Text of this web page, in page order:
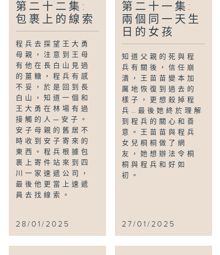
第二十二集:
包裹上的線索
程兵去探望王大勇
母親，注意到王母
有他在長白山見過
的薑糖，程兵有感
不妥，於是回到長
白山，知道一個和
王大勇在林場有過
接觸的人—安子。
安子母親的舊居不
時收到安子寄來的
東西。程兵根據包
裹上寄件站來到四
川一家速遞公司，
最後他更當上速遞
員去找線索。
28/01/2025
第二十一集:
兩個同一天生
日的女孩
知道父親的死與程
兵有關後，信任崩
潰，王苗苗變本加
厲地恢復到過去的
樣子，更想殺掉程
兵…最後她終於理解
到程兵的關心和善
意。王苗苗與程兵
女兒桐桐做了網
友，她想辦法令桐
桐與程兵和好如
初。
27/01/2025